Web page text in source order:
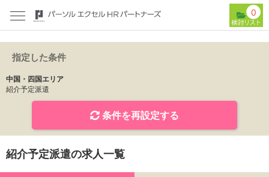
0
指定した条件
中国・四国エリア
紹介予定派遣
条件を再設定する
紹介予定派遣の求人一覧